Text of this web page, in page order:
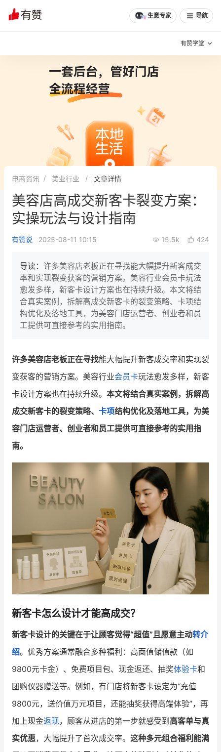
生意专家 导航
有赞学堂
增长方法
有赞专家说
新零售最佳实践
面对面聊增长
新零售大会 新零售茶会
增长产品指南
智库 产品场景库
产品更新动态 帮助中心
新零售资讯
培训课程
增长俱乐部
增长俱乐部 有赞商盟
社群交流
合作共进
入驻有赞 认证代理商
认证服务商 设计服务商
文章 问诊 分享
电商资讯 美业行业 文章详情
美容店高成交新客卡裂变方案：
实操玩法与设计指南
有赞说 2025-08-11 10:15 15.5k 424
导读： 许多美容店老板正在寻找能大幅提升新客成交
率和实现裂变获客的营销方案。美容行业会员卡玩法
愈发多样，新客卡设计方案也在持续升级。本文将结
合真实案例，拆解高成交新客卡的裂变策略、卡项结
构优化及落地工具，为美容门店运营者、创业者和员
工提供可直接参考的实用指南。
许多美容店老板正在寻找能大幅提升新客成交率和实现裂
变获客的营销方案。美容行业会员卡玩法愈发多样，新客
卡设计方案也在持续升级。 本文将结合真实案例，拆解高
成交新客卡的裂变策略、 卡项结构优化及落地工具，为美
容门店运营者、创业者和员工提供可直接参考的实用指
南。
新客卡怎么设计才能高成交？
新客卡设计的关键在于让顾客觉得“超值”且愿意主动转介
绍。优秀方案通常融合多种福利：高面值储值款（如
9800元卡金）、免费项目包、现金返还、抽奖体验卡和
团购仪器赠送等。例如，有门店将新客卡设定为“充值
9800元，送价值万元项目，还能抽奖获得高端体验”，再
加上现金返现，顾客从进店的第一步就感受到高客单与真
实优惠，大幅提升了首次成交率。 这种多元组合福利能满